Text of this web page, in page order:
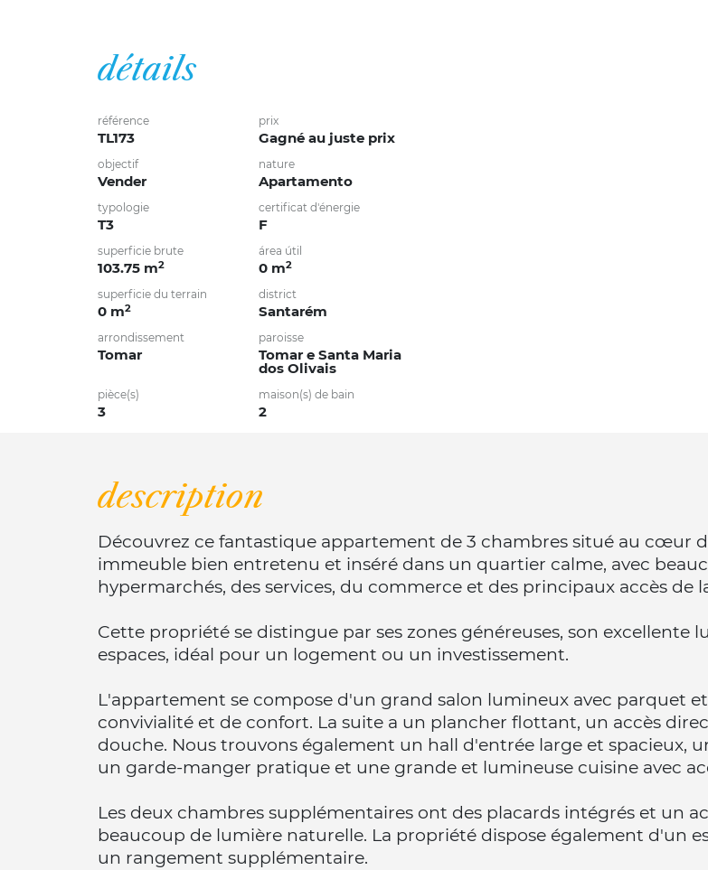
détails
référence
TL173
prix
Gagné au juste prix
objectif
Vender
nature
Apartamento
typologie
T3
certificat d'énergie
F
superficie brute
103.75 m2
área útil
0 m2
superficie du terrain
0 m2
district
Santarém
arrondissement
Tomar
paroisse
Tomar e Santa Maria
dos Olivais
pièce(s)
3
maison(s) de bain
2
description
Découvrez ce fantastique appartement de 3 chambres situé au cœur
immeuble bien entretenu et inséré dans un quartier calme, avec
hypermarchés, des services, du commerce et des principaux accès de
Cette propriété se distingue par ses zones généreuses, son
espaces, idéal pour un logement ou un investissement.
L'appartement se compose d'un grand salon lumineux avec parquet
convivialité et de confort. La suite a un plancher flottant, un accès
douche. Nous trouvons également un hall d'entrée large et spacieux,
un garde-manger pratique et une grande et lumineuse cuisine avec
Les deux chambres supplémentaires ont des placards intégrés et un
beaucoup de lumière naturelle. La propriété dispose également d'un
un rangement supplémentaire.